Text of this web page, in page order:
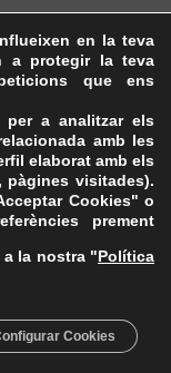
en la teva
a protegir la teva
que ens
a analitzar els
amb les
elaborat amb els
pàgines visitades).
Cookies" o
prement
a la nostra "Política
Cookies